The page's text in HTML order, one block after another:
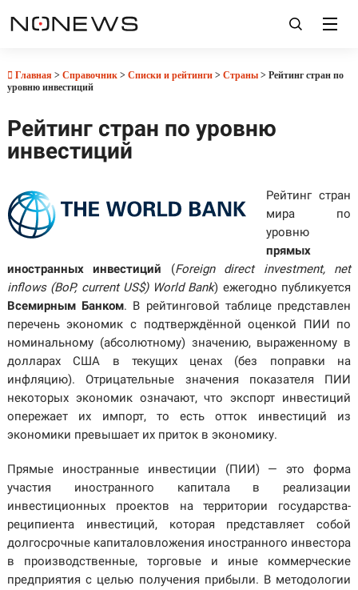
Главная > Справочник> Списки и рейтинги> Страны> Рейтинг стран по
уровню инвестиций
Рейтинг стран по уровню
инвестиций
Рейтинг стран
мира по
уровню
прямых
иностранных инвестиций (Foreign direct investment, net
inflows (BoP, current US$) World Bank) ежегодно публикуется
Всемирным Банком. В рейтинговой таблице представлен
перечень экономик с подтверждённой оценкой ПИИ по
номинальному (абсолютному) значению, выраженному в
долларах США в текущих ценах (без поправки на
инфляцию). Отрицательные значения показателя ПИИ
некоторых экономик означают, что экспорт инвестиций
опережает их импорт, то есть отток инвестиций из
экономики превышает их приток в экономику.
Прямые иностранные инвестиции (ПИИ) — это форма
участия иностранного капитала в реализации
инвестиционных проектов на территории государства-
реципиента инвестиций, которая представляет собой
долгосрочные капиталовложения иностранного инвестора
в производственные, торговые и иные коммерческие
предприятия с целью получения прибыли. В методологии